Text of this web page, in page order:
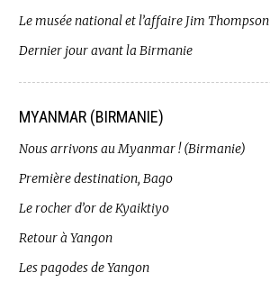
Le musée national et l’affaire Jim Thompson
Dernier jour avant la Birmanie
MYANMAR (BIRMANIE)
Nous arrivons au Myanmar ! (Birmanie)
Première destination, Bago
Le rocher d’or de Kyaiktiyo
Retour à Yangon
Les pagodes de Yangon